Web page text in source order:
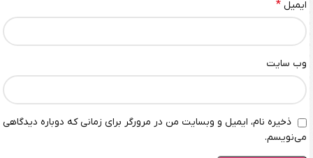
ایمیل *
وب‌ سایت
ذخیره نام، ایمیل و وبسایت من در مرورگر برای زمانی که دوباره دیدگاهی
می‌نویسم.